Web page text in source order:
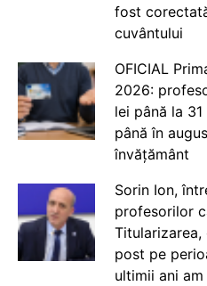
fost
cuvântului
OFICIAL
2026:
lei până la
până în
învățământ
Sorin Ion,
profesorilor
post pe
ultimii ani